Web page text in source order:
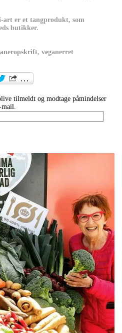
art er et tangprodukt, som
butikker.
veganerret
tilmeldt og modtage påmindelser
mail.